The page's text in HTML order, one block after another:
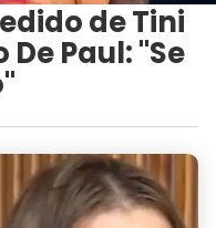
de Tini
Paul: "Se